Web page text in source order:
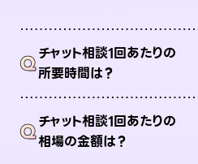
Qチャット相談1回あたりの
所要時間は？
Qチャット相談1回あたりの
相場の金額は？